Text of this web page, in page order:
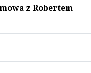
z Robertem